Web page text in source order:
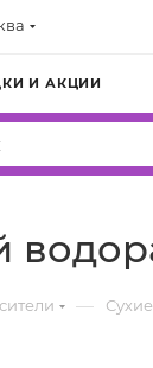
И АКЦИИ
—